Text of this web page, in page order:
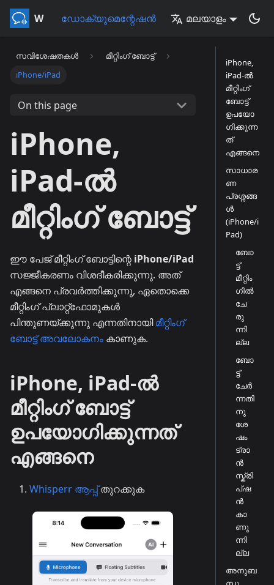
Whisperr ഡോക്യുമെന്റേഷൻ മലയാളം
സവിശേഷതകൾ
മീറ്റിംഗ് ബോട്ട്
iPhone/iPad
On this page
iPhone,
iPad-ൽ
മീറ്റിംഗ് ബോട്ട്
ഈ പേജ് മീറ്റിംഗ് ബോട്ടിന്റെ iPhone/iPad
സജ്ജീകരണം വിശദീകരിക്കുന്നു. അത്
എങ്ങനെ പ്രവർത്തിക്കുന്നു, ഏതൊക്കെ
മീറ്റിംഗ് പ്ലാറ്റ്ഫോമുകൾ
പിന്തുണയ്ക്കുന്നു എന്നതിനായിമീറ്റിംഗ്
ബോട്ട് അവലോകനം കാണുക.
iPhone, iPad-ൽ
മീറ്റിംഗ് ബോട്ട്
ഉപയോഗിക്കുന്നത്
എങ്ങനെ
Whisperr ആപ്പ്തുറക്കുക
iPhone,
iPad-ൽ
മീറ്റിംഗ്
ബോട്ട്
ഉപയോ
ഗിക്കുന്ന
ത്
എങ്ങനെ
സാധാര
ണ
പ്രശ്നങ്ങ
ൾ
(iPhone/i
Pad)
ബോ
ട്ട്
മീറ്റിം
ഗിൽ
ചേ
രു
ന്നി
ല്ല
ബോ
ട്ട്
ചേർ
ന്നതി
നു
ശേ
ഷം
ട്രാ
ൻ
സ്ക്രി
പ്ഷ
ൻ
കാ
ണു
ന്നി
ല്ല
അനുബ